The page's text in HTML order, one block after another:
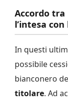
Accordo tra
l’intesa
In questi
possibile
bianconero
titolare. Ad